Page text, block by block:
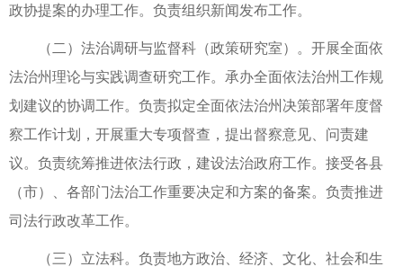
政协提案的办理工作。负责组织新闻发布工作。
（二）法治调研与监督科（政策研究室）。开展全面依
法治州理论与实践调查研究工作。承办全面依法治州工作规
划建议的协调工作。负责拟定全面依法治州决策部署年度督
察工作计划，开展重大专项督查，提出督察意见、问责建
议。负责统筹推进依法行政，建设法治政府工作。接受各县
（市）、各部门法治工作重要决定和方案的备案。负责推进
司法行政改革工作。
（三）立法科。负责地方政治、经济、文化、社会和生